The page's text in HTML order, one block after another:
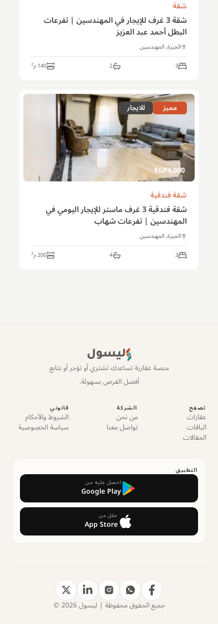
شقة
شقة 3 غرف للإيجار في المهندسين | تفرعات
البطل أحمد عبد العزيز
الجيزة, المهندسين
3
2
140م2
مميز للايجار
4,000
EGP
شقة فندقية
شقة فندقية 3 غرف ماستر للإيجار اليومي في
المهندسين | تفرعات شهاب
الجيزة, المهندسين
3
4
200م2
ليسول
منصة عقارية تساعدك تشتري أو تؤجر أو تتابع
أفضل الفرص بسهولة.
تصفح
عقارات
الباقات
المقالات
الشركة
من نحن
تواصل معنا
قانوني
الشروط والأحكام
سياسة الخصوصية
التطبيق
احصل عليه من
Google Play
حمّل من
App Store
جميع الحقوق محفوظة | ليسول 2026 ©